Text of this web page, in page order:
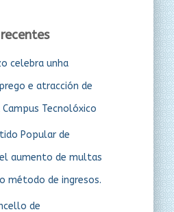
celebra unha
e atracción de
Tecnolóxico
Popular de
aumento de multas
método de ingresos.
de